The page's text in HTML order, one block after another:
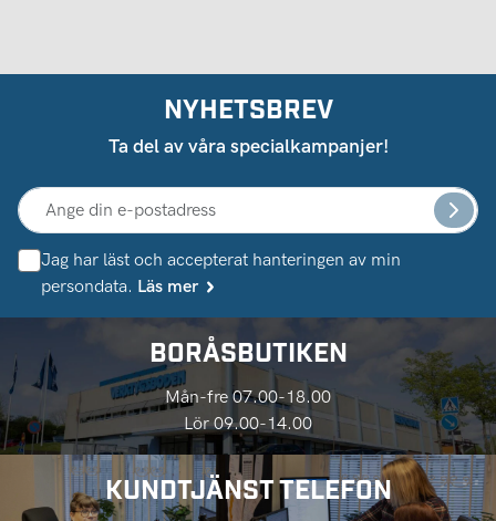
NYHETSBREV
Ta del av våra specialkampanjer!
Jag har läst och accepterat hanteringen av min
persondata. Läs mer
BORÅSBUTIKEN
Mån-fre 07.00-18.00
Lör 09.00-14.00
KUNDTJÄNST TELEFON